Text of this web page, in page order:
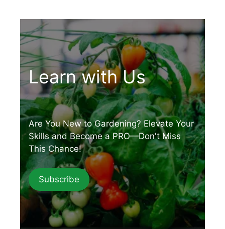
Learn with Us
Are You New to Gardening? Elevate Your
Skills and Become a PRO—Don't Miss
This Chance!
Subscribe